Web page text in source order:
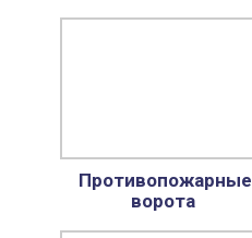
Противопожарные
ворота